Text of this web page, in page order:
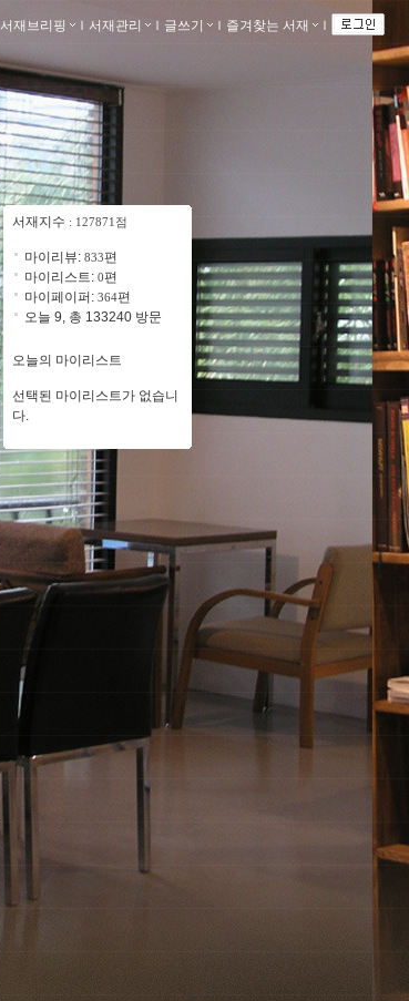
서재브리핑 ｌ 서재관리 ｌ 글쓰기 ｌ 즐겨찾는 서재 ｌ
서재지수 : 127871점
마이리뷰: 833편
마이리스트: 0편
마이페이퍼: 364편
오늘 9, 총 133240 방문
오늘의 마이리스트
선택된 마이리스트가 없습니
다.